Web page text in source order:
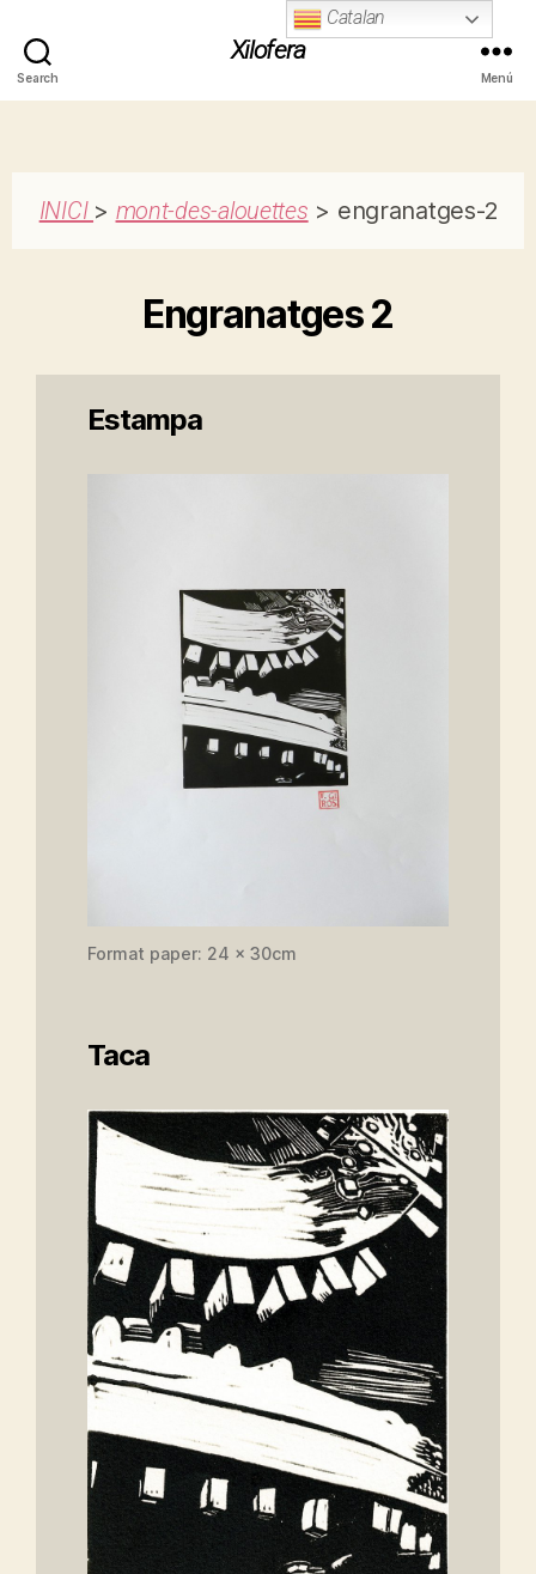
Search
Xilofera
Menú
INICI > mont-des-alouettes > engranatges-2
Engranatges 2
Estampa
Format paper: 24 x 30cm
Taca
Catalan